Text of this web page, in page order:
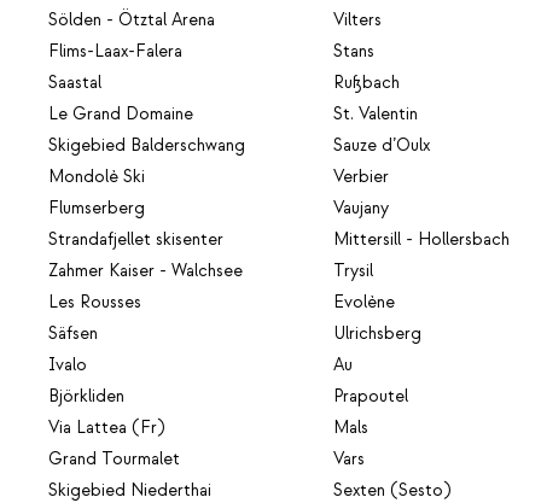
Sölden - Ötztal Arena
Flims-Laax-Falera
Saastal
Le Grand Domaine
Skigebied Balderschwang
Mondolè Ski
Flumserberg
Strandafjellet skisenter
Zahmer Kaiser - Walchsee
Les Rousses
Säfsen
Ivalo
Björkliden
Via Lattea (Fr)
Grand Tourmalet
Skigebied Niederthai
Vilters
Stans
Rußbach
St. Valentin
Sauze d’Oulx
Verbier
Vaujany
Mittersill - Hollersbach
Trysil
Evolène
Ulrichsberg
Au
Prapoutel
Mals
Vars
Sexten (Sesto)